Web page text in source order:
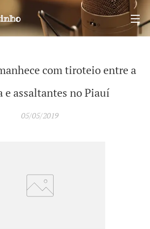
com tiroteio entre a
e assaltantes no Piauí
05/05/2019